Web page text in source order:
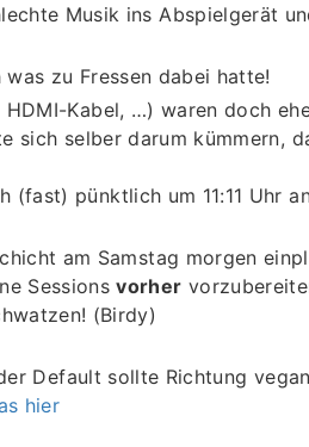
Musik ins Abspielgerät
zu Fressen dabei hatte!
Kabel, …) waren doch
sich selber darum kümmern,
pünktlich um 11:11 Uhr
am Samstag morgen
Sessionsvorher
(Birdy)
Default sollte Richtung
hier